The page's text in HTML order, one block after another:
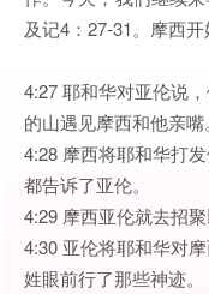
及记4：27-31。摩西
4:27 耶和华对亚伦说
的山遇见摩西和他亲嘴。
4:28 摩西将耶和华打
都告诉了亚伦。
4:29 摩西亚伦就去招聚
4:30 亚伦将耶和华对
姓眼前行了那些神迹。